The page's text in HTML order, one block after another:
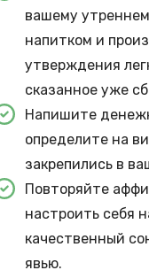
вашему
напитком и
утверждения
сказанное уже
Напишите
определите на
закрепились в
Повторяйте
настроить себя
качественный
явью.